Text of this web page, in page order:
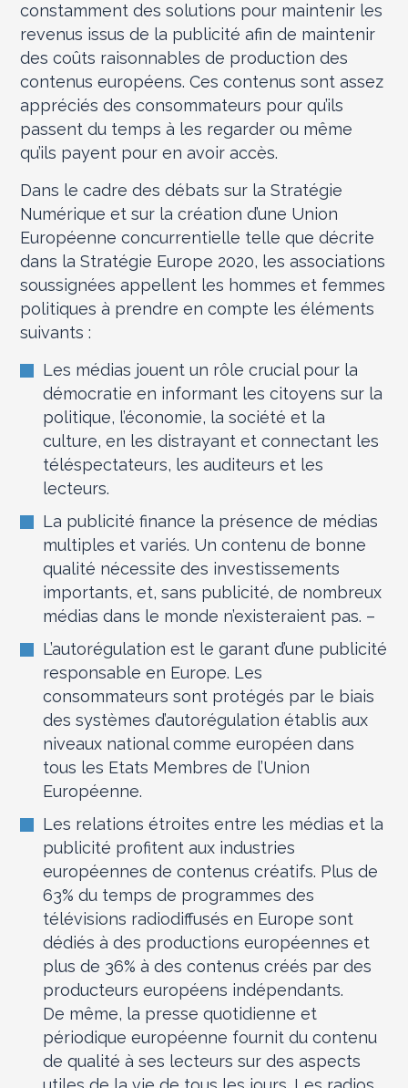
constamment des solutions pour maintenir les
revenus issus de la publicité afin de maintenir
des coûts raisonnables de production des
contenus européens. Ces contenus sont assez
appréciés des consommateurs pour qu’ils
passent du temps à les regarder ou même
qu’ils payent pour en avoir accès.
Dans le cadre des débats sur la Stratégie
Numérique et sur la création d’une Union
Européenne concurrentielle telle que décrite
dans la Stratégie Europe 2020, les associations
soussignées appellent les hommes et femmes
politiques à prendre en compte les éléments
suivants :
Les médias jouent un rôle crucial pour la
démocratie en informant les citoyens sur la
politique, l’économie, la société et la
culture, en les distrayant et connectant les
téléspectateurs, les auditeurs et les
lecteurs.
La publicité finance la présence de médias
multiples et variés. Un contenu de bonne
qualité nécessite des investissements
importants, et, sans publicité, de nombreux
médias dans le monde n’existeraient pas. –
L’autorégulation est le garant d’une publicité
responsable en Europe. Les
consommateurs sont protégés par le biais
des systèmes d’autorégulation établis aux
niveaux national comme européen dans
tous les Etats Membres de l’Union
Européenne.
Les relations étroites entre les médias et la
publicité profitent aux industries
européennes de contenus créatifs. Plus de
63% du temps de programmes des
télévisions radiodiffusés en Europe sont
dédiés à des productions européennes et
plus de 36% à des contenus créés par des
producteurs européens indépendants.
De même, la presse quotidienne et
périodique européenne fournit du contenu
de qualité à ses lecteurs sur des aspects